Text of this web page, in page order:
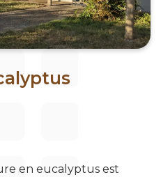
en eucalyptus est